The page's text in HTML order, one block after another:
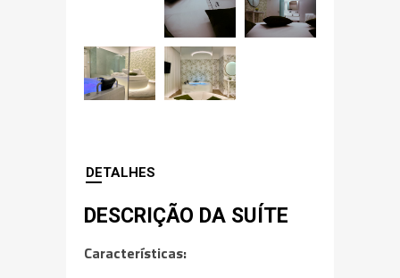
DETALHES
DESCRIÇÃO DA SUÍTE
Características: